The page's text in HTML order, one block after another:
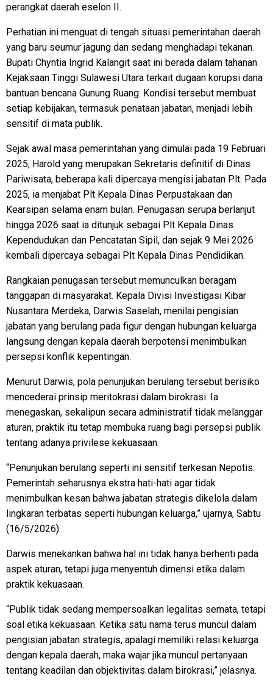
perangkat daerah eselon II.
Perhatian ini menguat di tengah situasi pemerintahan daerah
yang baru seumur jagung dan sedang menghadapi tekanan.
Bupati Chyntia Ingrid Kalangit saat ini berada dalam tahanan
Kejaksaan Tinggi Sulawesi Utara terkait dugaan korupsi dana
bantuan bencana Gunung Ruang. Kondisi tersebut membuat
setiap kebijakan, termasuk penataan jabatan, menjadi lebih
sensitif di mata publik.
Sejak awal masa pemerintahan yang dimulai pada 19 Februari
2025, Harold yang merupakan Sekretaris definitif di Dinas
Pariwisata, beberapa kali dipercaya mengisi jabatan Plt. Pada
2025, ia menjabat Plt Kepala Dinas Perpustakaan dan
Kearsipan selama enam bulan. Penugasan serupa berlanjut
hingga 2026 saat ia ditunjuk sebagai Plt Kepala Dinas
Kependudukan dan Pencatatan Sipil, dan sejak 9 Mei 2026
kembali dipercaya sebagai Plt Kepala Dinas Pendidikan.
Rangkaian penugasan tersebut memunculkan beragam
tanggapan di masyarakat. Kepala Divisi Investigasi Kibar
Nusantara Merdeka, Darwis Saselah, menilai pengisian
jabatan yang berulang pada figur dengan hubungan keluarga
langsung dengan kepala daerah berpotensi menimbulkan
persepsi konflik kepentingan.
Menurut Darwis, pola penunjukan berulang tersebut berisiko
mencederai prinsip meritokrasi dalam birokrasi. Ia
menegaskan, sekalipun secara administratif tidak melanggar
aturan, praktik itu tetap membuka ruang bagi persepsi publik
tentang adanya privilese kekuasaan.
“Penunjukan berulang seperti ini sensitif terkesan Nepotis.
Pemerintah seharusnya ekstra hati-hati agar tidak
menimbulkan kesan bahwa jabatan strategis dikelola dalam
lingkaran terbatas seperti hubungan keluarga,” ujarnya, Sabtu
(16/5/2026).
Darwis menekankan bahwa hal ini tidak hanya berhenti pada
aspek aturan, tetapi juga menyentuh dimensi etika dalam
praktik kekuasaan.
“Publik tidak sedang mempersoalkan legalitas semata, tetapi
soal etika kekuasaan. Ketika satu nama terus muncul dalam
pengisian jabatan strategis, apalagi memiliki relasi keluarga
dengan kepala daerah, maka wajar jika muncul pertanyaan
tentang keadilan dan objektivitas dalam birokrasi,” jelasnya.